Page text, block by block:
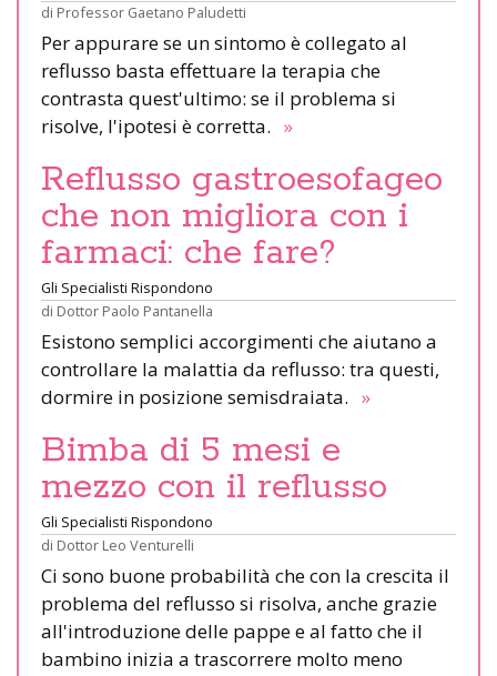
di Professor Gaetano Paludetti
Per appurare se un sintomo è collegato al
reflusso basta effettuare la terapia che
contrasta quest'ultimo: se il problema si
risolve, l'ipotesi è corretta. »
Reflusso gastroesofageo
che non migliora con i
farmaci: che fare?
Gli Specialisti Rispondono
di Dottor Paolo Pantanella
Esistono semplici accorgimenti che aiutano a
controllare la malattia da reflusso: tra questi,
dormire in posizione semisdraiata. »
Bimba di 5 mesi e
mezzo con il reflusso
Gli Specialisti Rispondono
di Dottor Leo Venturelli
Ci sono buone probabilità che con la crescita il
problema del reflusso si risolva, anche grazie
all'introduzione delle pappe e al fatto che il
bambino inizia a trascorrere molto meno